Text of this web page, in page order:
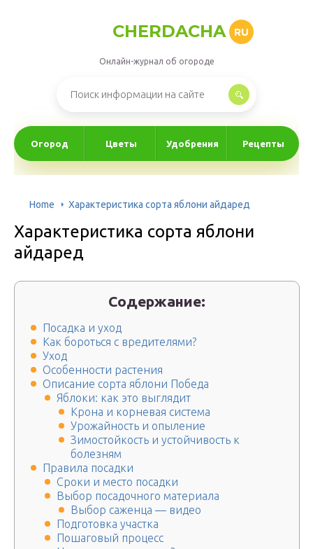
CHERDACHA RU
Онлайн-журнал об огороде
Огород Цветы Удобрения Рецепты
Home Характеристика сорта яблони айдаред
Характеристика сорта яблони
айдаред
Содержание:
Посадка и уход
Как бороться с вредителями?
Уход
Особенности растения
Описание сорта яблони Победа
Яблоки: как это выглядит
Крона и корневая система
Урожайность и опыление
Зимостойкость и устойчивость к
болезням
Правила посадки
Сроки и место посадки
Выбор посадочного материала
Выбор саженца — видео
Подготовка участка
Пошаговый процесс